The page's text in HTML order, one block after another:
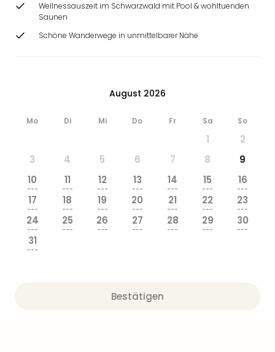
Wellnessauszeit im Schwarzwald mit Pool & wohltuenden
Saunen
Schöne Wanderwege in unmittelbarer Nähe
August 2026
Mo Di Mi Do Fr Sa So
1
2
3
4 5 6 7 8
9
10
---
11
---
12
---
13
---
14
---
15
---
16
---
17
---
18
---
19
---
20
---
21
---
22
---
23
---
24
---
25
---
26
---
27
---
28
---
29
---
30
---
31
---
Bestätigen